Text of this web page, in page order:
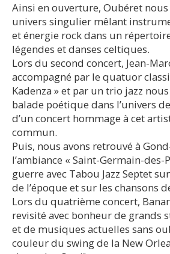
Ainsi en ouverture, Oubéret nous
univers singulier mêlant
et énergie rock dans un
légendes et danses celtiques.
Lors du second concert, Jean-
accompagné par le quatuor
Kadenza » et par un trio jazz
balade poétique dans l’univers
d’un concert hommage à cet
commun.
Puis, nous avons retrouvé à
l’ambiance « Saint-Germain-des-
guerre avec Tabou Jazz Septet
de l’époque et sur les chansons
Lors du quatrième concert,
revisité avec bonheur de grands
et de musiques actuelles sans
couleur du swing de la New